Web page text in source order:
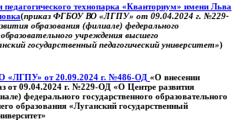
педагогического технопарка «Кванториум» имени Льва
(приказ ФГБОУ ВО «ЛГПУ» от 09.04.2024 г. №229-
образования (филиале) федерального
учреждения высшего
государственный педагогический университет»)
«ЛГПУ» от 20.09.2024 г. №486-ОД «О внесении
от 09.04.2024 г. №229-ОД «О Центре развития
федерального государственного образовательного
образования «Луганский государственный